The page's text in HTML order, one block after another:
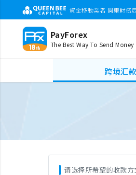
資金移動業者 関東財務
PayForex
The Best Way To Send Money
跨境汇款
请选择所希望的收款方